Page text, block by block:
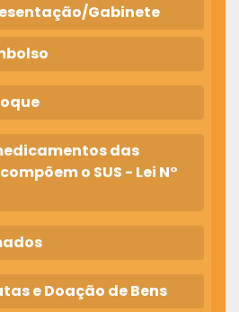
Gabinete
das
o SUS - Lei N°
e Doação de Bens